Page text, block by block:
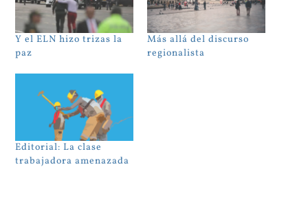
Y el ELN hizo trizas la
paz
Más allá del discurso
regionalista
Editorial: La clase
trabajadora amenazada